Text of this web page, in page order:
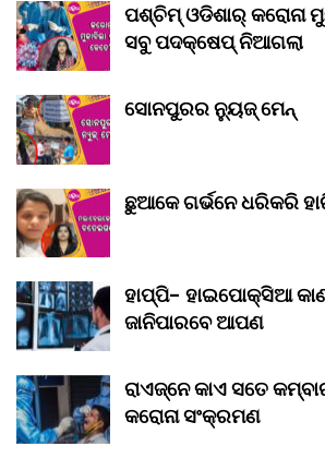
ପଶ୍ଚିମ୍ ଓଡିଶାର୍ କରୋନା
ସବୁ ପଦକ୍ଷେପ୍ ନିଆଗଲା
ସୋନପୁରର ନ୍ୟୁଜ୍ ମେନ୍
ଛୁଆକେ ଗର୍ଭନେ ଧରିକରି
ହାପ୍ପି- ହାଇପୋକ୍ସିଆ
ଜାନିପାରବେ ଆପଣ
ରାଏଜ୍‌ନେ କାଏ ସତେ
କରୋନା ସଂକ୍ରମଣ